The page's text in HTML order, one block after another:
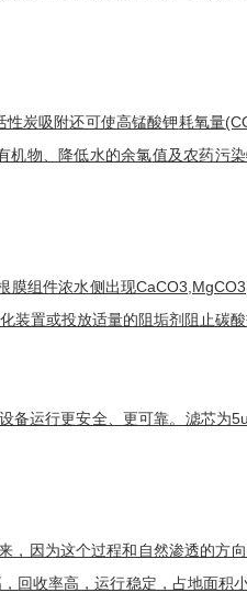
性炭吸附还可使高锰酸钾耗氧量
机物、降低水的余氯值及农药污
膜组件浓水侧出现CaCO3
装置或投放适量的阻垢剂阻止碳
备运行更安全、更可靠。滤芯为
，因为这个过程和自然渗透的方
回收率高，运行稳定，占地面积